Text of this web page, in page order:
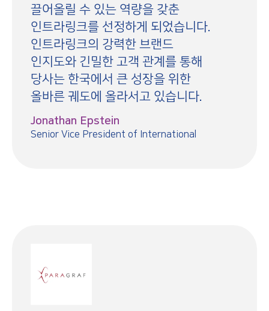
끌어올릴 수 있는 역량을 갖춘
인트라링크를 선정하게 되었습니다.
인트라링크의 강력한 브랜드
인지도와 긴밀한 고객 관계를 통해
당사는 한국에서 큰 성장을 위한
올바른 궤도에 올라서고 있습니다.
Jonathan Epstein
Senior Vice President of International